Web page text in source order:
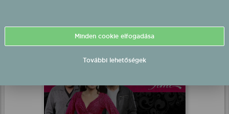
Részletek
Minden cookie elfogadása
További lehetőségek